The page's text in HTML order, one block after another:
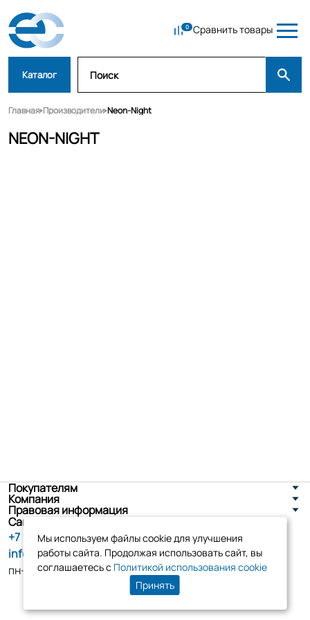
Сравнить товары
Каталог
Главная Производители Neon-Night
NEON-NIGHT
Покупателям
Компания
Правовая информация
Санкт-Петербург, ул. Новоселов д. 8
+7 (800) 555-86-90
info@tk-elko.ru
пн-пт, 10:00 - 18:00
Мы используем файлы cookie для улучшения
работы сайта. Продолжая использовать сайт, вы
соглашаетесь с Политикой использования cookie
Принять